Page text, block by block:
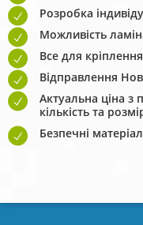
Розробка
Можливість
Все для
Відправлення
Актуальна ціна
кількість та
Безпечні